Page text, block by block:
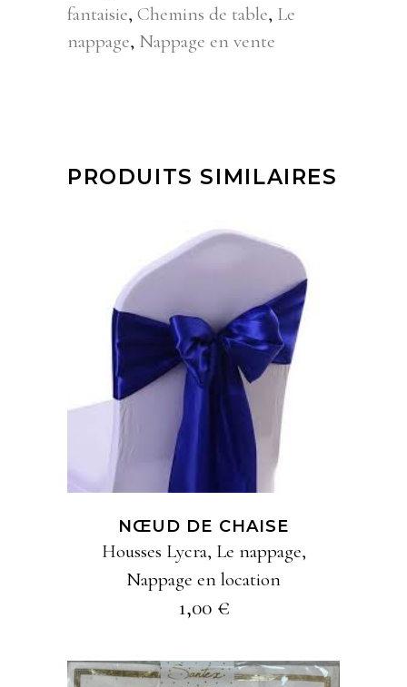
fantaisie, Chemins de table, Le
nappage, Nappage en vente
PRODUITS SIMILAIRES
AJOUTER À MA
SÉLECTION
page
NŒUD DE CHAISE
Housses Lycra, Le nappage,
Nappage en location
1,00 €